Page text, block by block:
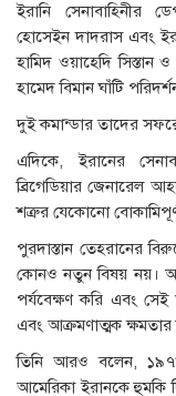
ইরানি সেনাবাহিনীর
হোসেইন দাদরাস এবং
হামিদ ওয়াহেদি সিস্তান
হামেদ বিমান ঘাঁটি
দুই কমান্ডার তাদের
এদিকে, ইরানের
ব্রিগেডিয়ার জেনারেল
শত্রুর যেকোনো
পুরদাস্তান তেহরানের
কোনও নতুন বিষয় নয়।
পর্যবেক্ষণ করি এবং
এবং আক্রমণাত্মক ক্ষমতার
তিনি আরও বলেন,
আমেরিকা ইরানকে হুমকি